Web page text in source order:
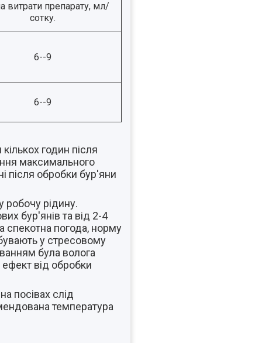
витрати препарату, мл/
сотку.
6--9
6--9
годин після
максимального
після обробки бур'яни
робочу рідину.
бур'янів та від 2-4
спекотна погода, норму
у стресовому
була волога
від обробки
посівах слід
температура